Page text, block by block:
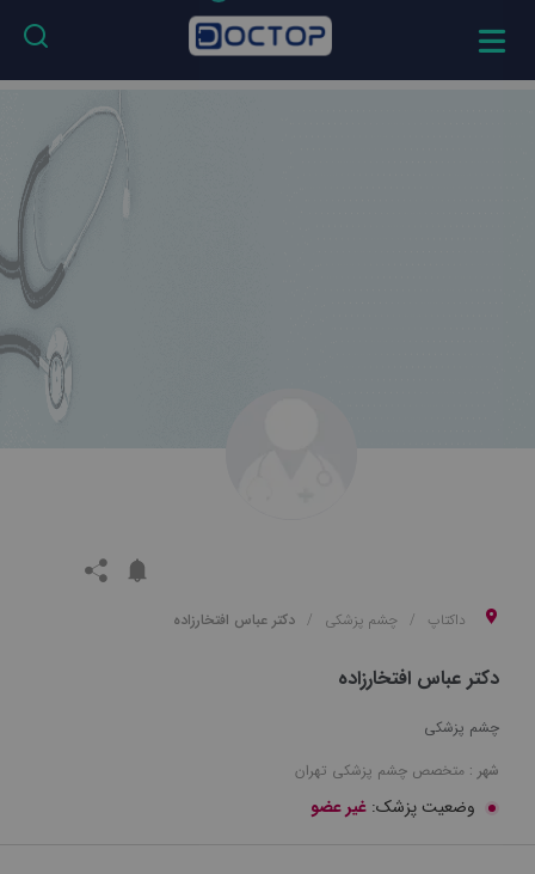
داکتاپ چشم پزشکی دکتر عباس افتخارزاده
دکتر عباس افتخارزاده
چشم پزشکی
شهر : متخصص چشم پزشکی تهران
وضعیت پزشک: غیر عضو